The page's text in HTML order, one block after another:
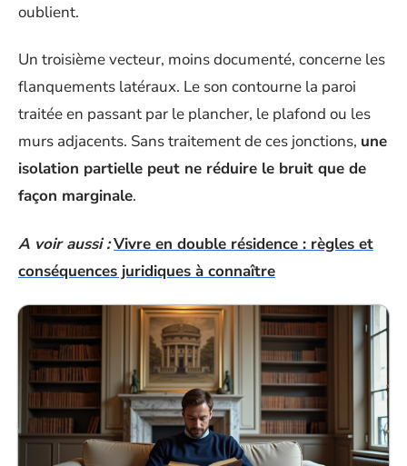
oublient.
Un troisième vecteur, moins documenté, concerne les
flanquements latéraux. Le son contourne la paroi
traitée en passant par le plancher, le plafond ou les
murs adjacents. Sans traitement de ces jonctions, une
isolation partielle peut ne réduire le bruit que de
façon marginale.
A voir aussi :Vivre en double résidence : règles et
conséquences juridiques à connaître